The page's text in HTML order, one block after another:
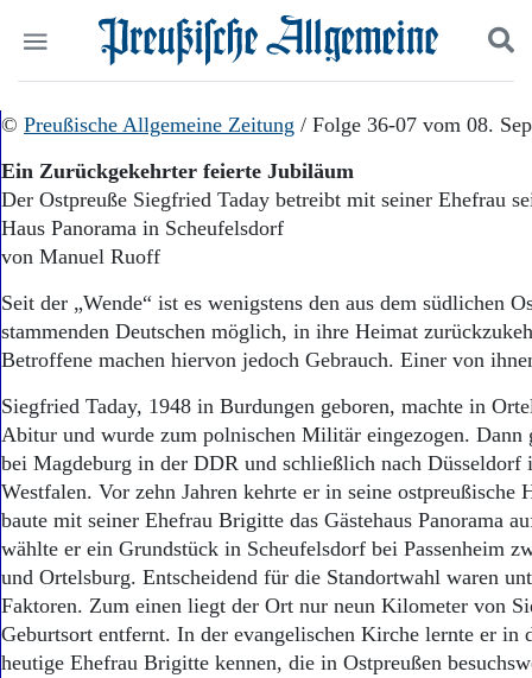
Start
Wer wir sind
Aktuelle Ausgabe
Abonnenten-Login
Abonnent werden
Abo Prämien
Archiv
Mediadaten
Politik
Wirtschaft
Panorama
Gesellschaft
Ostpreußen
Pommern
Berlin-Brandenburg
Danzig und Westpreußen
Bücher
Suchen und finden
© Preußische Allgemeine Zeitung / Folge 36-07 vom 08.
Ein Zurückgekehrter feierte Jubiläum
Der Ostpreuße Siegfried Taday betreibt mit seiner Ehefrau
Haus Panorama in Scheufelsdorf
von Manuel Ruoff
Seit der „Wende“ ist es wenigstens den aus dem südlichen
stammenden Deutschen möglich, in ihre Heimat
Betroffene machen hiervon jedoch Gebrauch. Einer von
Siegfried Taday, 1948 in Burdungen geboren, machte in
Abitur und wurde zum polnischen Militär eingezogen. Dann
bei Magdeburg in der DDR und schließlich nach Düsseldorf
Westfalen. Vor zehn Jahren kehrte er in seine ostpreußische
baute mit seiner Ehefrau Brigitte das Gästehaus Panorama
wählte er ein Grundstück in Scheufelsdorf bei Passenheim
und Ortelsburg. Entscheidend für die Standortwahl waren
Faktoren. Zum einen liegt der Ort nur neun Kilometer von
Geburtsort entfernt. In der evangelischen Kirche lernte er in
heutige Ehefrau Brigitte kennen, die in Ostpreußen